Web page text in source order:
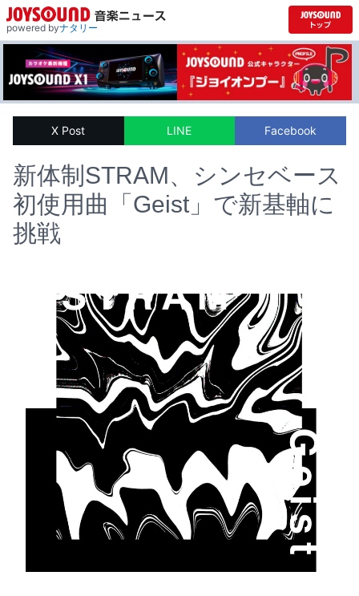
powered byナタリー
X Post LINE Facebook
新体制STRAM、シンセベース
初使用曲「Geist」で新基軸に
挑戦